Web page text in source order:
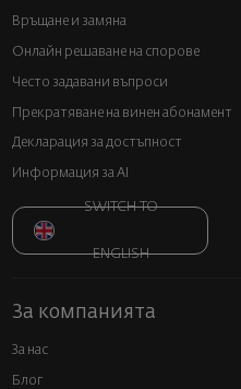
Връщане и замяна
Онлайн решаване на спорове
Често задавани въпроси
Прекратяване на винен абонамент
Декларация за достъпност
Информация за AI
SWITCH TO
ENGLISH
За компанията
За нас
Блог